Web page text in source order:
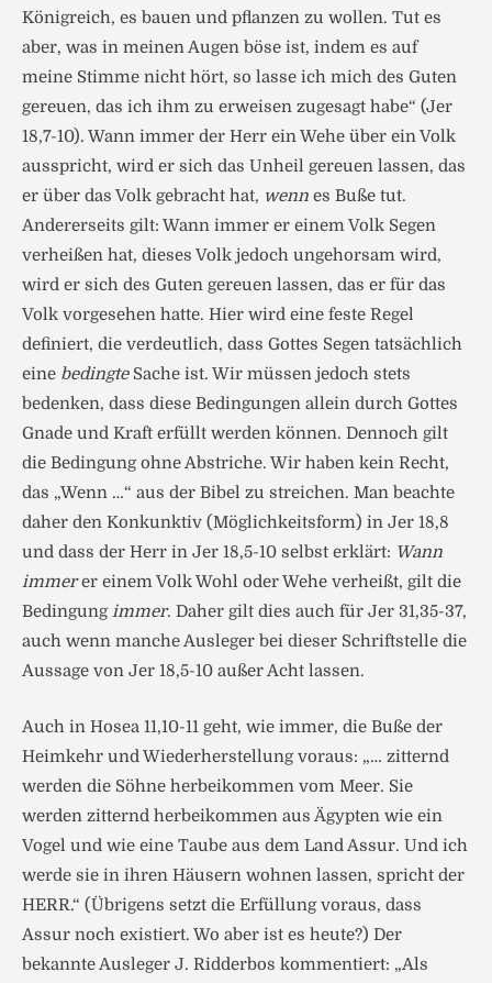
Königreich, es bauen und pflanzen zu wollen. Tut es
aber, was in meinen Augen böse ist, indem es auf
meine Stimme nicht hört, so lasse ich mich des Guten
gereuen, das ich ihm zu erweisen zugesagt habe“ (Jer
18,7-10). Wann immer der Herr ein Wehe über ein Volk
ausspricht, wird er sich das Unheil gereuen lassen, das
er über das Volk gebracht hat, wenn es Buße tut.
Andererseits gilt: Wann immer er einem Volk Segen
verheißen hat, dieses Volk jedoch ungehorsam wird,
wird er sich des Guten gereuen lassen, das er für das
Volk vorgesehen hatte. Hier wird eine feste Regel
definiert, die verdeutlich, dass Gottes Segen tatsächlich
eine bedingte Sache ist. Wir müssen jedoch stets
bedenken, dass diese Bedingungen allein durch Gottes
Gnade und Kraft erfüllt werden können. Dennoch gilt
die Bedingung ohne Abstriche. Wir haben kein Recht,
das „Wenn …“ aus der Bibel zu streichen. Man beachte
daher den Konkunktiv (Möglichkeitsform) in Jer 18,8
und dass der Herr in Jer 18,5-10 selbst erklärt: Wann
immerer einem Volk Wohl oder Wehe verheißt, gilt die
Bedingungimmer. Daher gilt dies auch für Jer 31,35-37,
auch wenn manche Ausleger bei dieser Schriftstelle die
Aussage von Jer 18,5-10 außer Acht lassen.
Auch in Hosea 11,10-11 geht, wie immer, die Buße der
Heimkehr und Wiederherstellung voraus: „… zitternd
werden die Söhne herbeikommen vom Meer. Sie
werden zitternd herbeikommen aus Ägypten wie ein
Vogel und wie eine Taube aus dem Land Assur. Und ich
werde sie in ihren Häusern wohnen lassen, spricht der
HERR.“ (Übrigens setzt die Erfüllung voraus, dass
Assur noch existiert. Wo aber ist es heute?) Der
bekannte Ausleger J. Ridderbos kommentiert: „Als